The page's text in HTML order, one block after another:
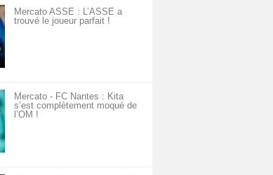
Mercato ASSE : L’ASSE a
trouvé le joueur parfait !
Mercato - FC Nantes : Kita
s’est complètement moqué de
l’OM !